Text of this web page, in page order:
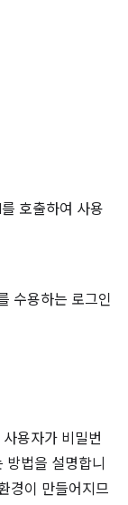
호출하여 사용
수용하는 로그인
용자가 비밀번
방법을 설명합니
경이 만들어지므